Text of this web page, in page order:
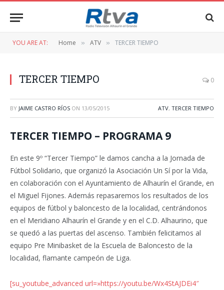
YOU ARE AT: Home » ATV » TERCER TIEMPO
TERCER TIEMPO 0
BY JAIME CASTRO RÍOS ON 13/05/2015 ATV, TERCER TIEMPO
TERCER TIEMPO – PROGRAMA 9
En este 9º “Tercer Tiempo” le damos cancha a la Jornada de
Fútbol Solidario, que organizó la Asociación Un Sí por la Vida,
en colaboración con el Ayuntamiento de Alhaurín el Grande, en
el Miguel Fijones. Además repasaremos los resultados de los
equipos de fútbol y baloncesto de la localidad, centrándonos
en el Meridiano Alhaurín el Grande y en el C.D. Alhaurino, que
se quedó a las puertas del ascenso. También felicitamos al
equipo Pre Minibasket de la Escuela de Baloncesto de la
localidad, flamante campeón de Liga.
[su_youtube_advanced url=»https://youtu.be/Wx4StAJDEi4″